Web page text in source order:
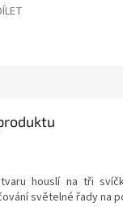
houslí na tři
světelné řady na